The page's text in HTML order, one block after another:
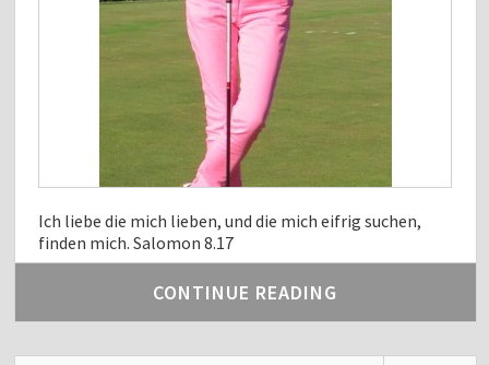
Ich liebe die mich lieben, und die mich eifrig suchen,
finden mich. Salomon 8.17
CONTINUE READING